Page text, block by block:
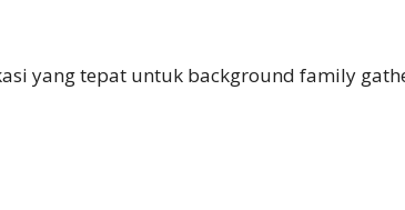
yang tepat untuk background family